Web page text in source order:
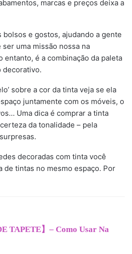
marcas e preços deixa a
bolsos e gostos, ajudando a gente
uma missão nossa na
entanto, é a combinação da paleta
decorativo.
sobre a cor da tinta veja se ela
juntamente com os móveis, o
Uma dica é comprar a tinta
da tonalidade – pela
decoradas com tinta você
de tintas no mesmo espaço. Por
TAPETE】– Como Usar Na